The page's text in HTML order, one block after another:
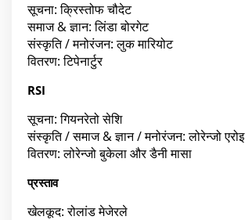
सूचना: क्रिस्तोफ चौदेट
समाज & ज्ञान: लिंडा बोरगेट
संस्कृति / मनोरंजन: लुक मारियोट
वितरण: टिपेनार्टुर
RSI
सूचना: गियनरेतो सेशि
संस्कृति / समाज & ज्ञान / मनोरंजन: लोरेन्जो एरोइ
वितरण: लोरेन्जो बुकेला और डैनी मासा
प्रस्ताव
खेलकूद: रोलांड मेजेरले